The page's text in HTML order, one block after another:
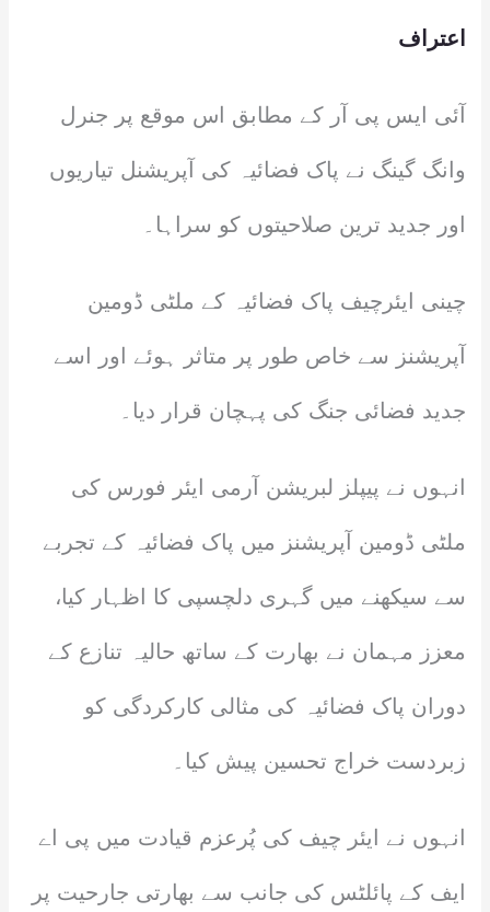
اعتراف
آئی ایس پی آر کے مطابق اس موقع پر جنرل
وانگ گینگ نے پاک فضائیہ کی آپریشنل تیاریوں
اور جدید ترین صلاحیتوں کو سراہا۔
چینی ایئرچیف پاک فضائیہ کے ملٹی ڈومین
آپریشنز سے خاص طور پر متاثر ہوئے اور اسے
جدید فضائی جنگ کی پہچان قرار دیا۔
انہوں نے پیپلز لبریشن آرمی ایئر فورس کی
ملٹی ڈومین آپریشنز میں پاک فضائیہ کے تجربے
سے سیکھنے میں گہری دلچسپی کا اظہار کیا،
معزز مہمان نے بھارت کے ساتھ حالیہ تنازع کے
دوران پاک فضائیہ کی مثالی کارکردگی کو
زبردست خراج تحسین پیش کیا۔
انہوں نے ایئر چیف کی پُرعزم قیادت میں پی اے
ایف کے پائلٹس کی جانب سے بھارتی جارحیت پر